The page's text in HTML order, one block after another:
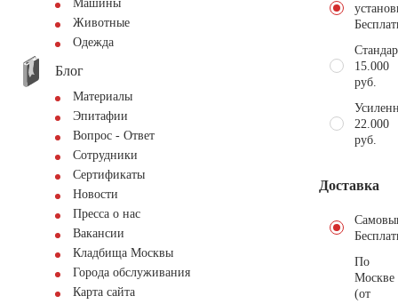
Машины
Животные
Одежда
Блог
Материалы
Эпитафии
Вопрос - Ответ
Сотрудники
Сертификаты
Новости
Пресса о нас
Вакансии
Кладбища Москвы
Города обслуживания
Карта сайта
15.000
руб.
22.000
руб.
Доставка
По
Москве
(от